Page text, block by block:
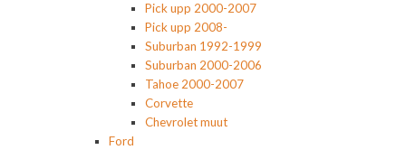
Pick upp 2000-2007
Pick upp 2008-
Suburban 1992-1999
Suburban 2000-2006
Tahoe 2000-2007
Corvette
Chevrolet muut
Ford